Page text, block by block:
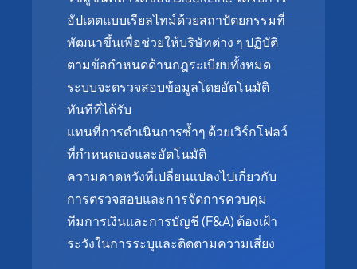
อัปเดตแบบเรียลไทม์ด้วยสถาปัตยกรรมที่
พัฒนาขึ้นเพื่อช่วยให้บริษัทต่าง ๆ ปฏิบัติ
ตามข้อกำหนดด้านกฎระเบียบทั้งหมด
ระบบจะตรวจสอบข้อมูลโดยอัตโนมัติ
ทันทีที่ได้รับ
แทนที่การดำเนินการซ้ำๆ ด้วยเวิร์กโฟลว์
ที่กำหนดเองและอัตโนมัติ
ความคาดหวังที่เปลี่ยนแปลงไปเกี่ยวกับ
การตรวจสอบและการจัดการควบคุม
ทีมการเงินและการบัญชี (F&A) ต้องเฝ้า
ระวังในการระบุและติดตามความเสี่ยง